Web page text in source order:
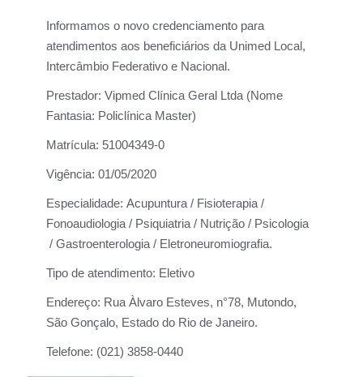
Informamos o novo credenciamento para
atendimentos aos beneficiários da Unimed Local,
Intercâmbio Federativo e Nacional.
Prestador: Vipmed Clínica Geral Ltda (Nome
Fantasia: Policlínica Master)
Matrícula: 51004349-0
Vigência: 01/05/2020
Especialidade: Acupuntura / Fisioterapia /
Fonoaudiologia / Psiquiatria / Nutrição / Psicologia
/ Gastroenterologia / Eletroneuromiografia.
Tipo de atendimento: Eletivo
Endereço: Rua Àlvaro Esteves, n°78, Mutondo,
São Gonçalo, Estado do Rio de Janeiro.
Telefone: (021) 3858-0440